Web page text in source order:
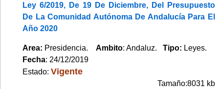
Ley 6/2019, De 19 De Diciembre, Del Presupuesto
De La Comunidad Autónoma De Andalucía Para El
Año 2020
Area: Presidencia. Ambito: Andaluz. Tipo: Leyes.
Fecha: 24/12/2019
Estado: Vigente
Tamaño:8031 kb